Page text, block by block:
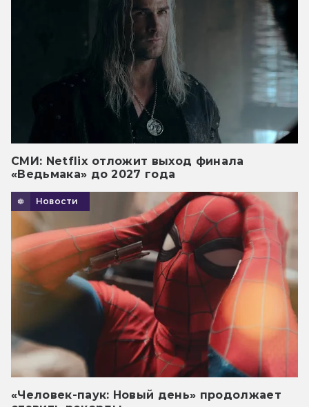
СМИ: Netflix отложит выход финала
«Ведьмака» до 2027 года
Новости
«Человек-паук: Новый день» продолжает